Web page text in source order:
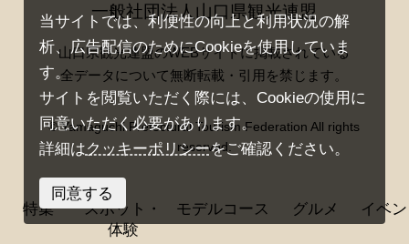
一般社団法人山口県観光連盟
山口県観光連盟のWEBサイトに掲載されている
全データについて無断転載・引用を禁じます。
© Yamaguchi Prefectural Tourism Federation All rights
reserved.
特集
スポット・
体験
モデルコース グルメ イベ
当サイトでは、利便性の向上と利用状況の解
析、広告配信のためにCookieを使用していま
す。
サイトを閲覧いただく際には、Cookieの使用に
同意いただく必要があります。
詳細はクッキーポリシーをご確認ください。
同意する